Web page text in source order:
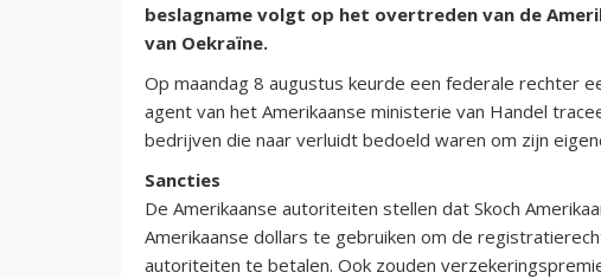
beslagname volgt op het overtreden van de
van Oekraïne.
Op maandag 8 augustus keurde een federale rechter
agent van het Amerikaanse ministerie van Handel
bedrijven die naar verluidt bedoeld waren om zijn
Sancties
De Amerikaanse autoriteiten stellen dat Skoch
Amerikaanse dollars te gebruiken om de
autoriteiten te betalen. Ook zouden